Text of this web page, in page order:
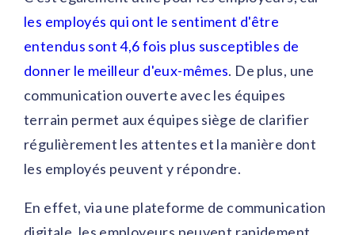
les employés qui ont le sentiment d'être
entendus sont 4,6 fois plus susceptibles de
donner le meilleur d'eux-mêmes. De plus, une
communication ouverte avec les équipes
terrain permet aux équipes siège de clarifier
régulièrement les attentes et la manière dont
les employés peuvent y répondre.
En effet, via une plateforme de communication